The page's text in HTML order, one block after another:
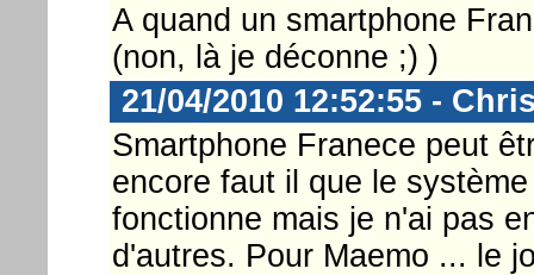
A quand un smartphone
(non, là je déconne ;) )
21/04/2010 12:52:55 -
Smartphone Franece peut
encore faut il que le
fonctionne mais je n'ai pas
d'autres. Pour Maemo ... le